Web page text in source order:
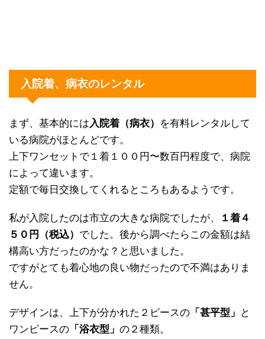
入院着、病衣のレンタル
まず、基本的には 入院着（病衣）
を有料レンタルして
いる病院がほとんどです。
上下ワンセットで１着１００円〜数百円程度で、病院
によって違います。
定額で毎日交換してくれるところもあるようです。
私が入院したのは市立の大きな病院でしたが、
１着４
５０円（税込） でした。後から調べたらこの金額は結
構高い方だったのかな？と思いました。
ですがとても着心地の良い物だったので不満はありま
せん。
デザインは、上下が分かれた２ピースの 「甚平型」
と
ワンピースの 「浴衣型」 の２種類。